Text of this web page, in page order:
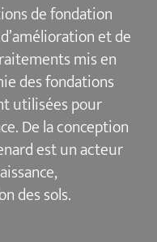
de fondation
et de
mis en
des fondations
utilisées pour
De la conception
est un acteur
des sols.